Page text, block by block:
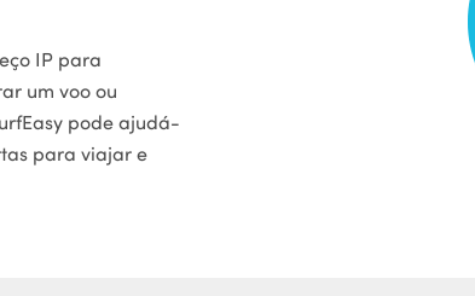
IP para
um voo ou
pode ajudá-
para viajar e